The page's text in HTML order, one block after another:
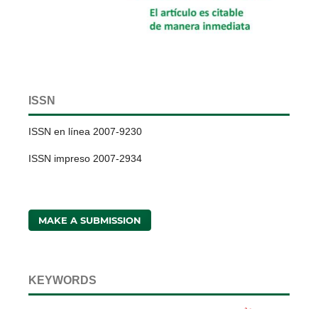
ISSN
ISSN en línea 2007-9230
ISSN impreso 2007-2934
MAKE A SUBMISSION
KEYWORDS